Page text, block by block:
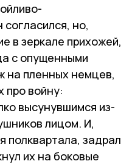
но,
в зеркале прихожей,
с опущенными
на пленных немцев,
про войну:
высунувшимся из-
лицом. И,
полквартала, задрал
их на боковые